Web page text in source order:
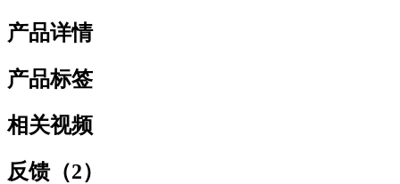
产品详情
产品标签
相关视频
反馈（2）